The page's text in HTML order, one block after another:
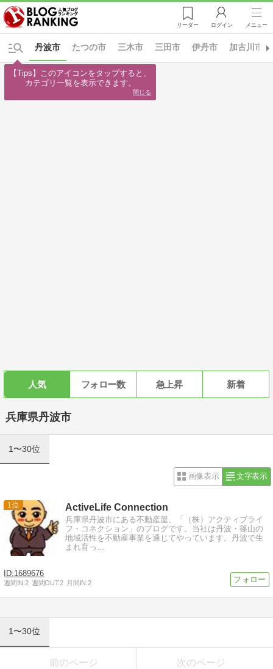
リーダー ログイン メニュー
たつの市 三木市 三田市
丹波市 伊丹市 加古川市
人気 フォロー数 急上昇 新着
兵庫県丹波市
1〜30位
画像表示 文字表示
1 ActiveLife Connection
兵庫県丹波市にある不動産屋、「（株）アクティブライ
フ・コネクション」のブログです。当社は丹波・篠山の
地域活性を不動産事業を通じてやっています。丹波で生
まれ育っ…
1689676
週間IN:2 週間OUT:2 月間IN:2
1〜30位
前のページ 次のページ
【Tips】このアイコンをタップすると、
カテゴリ一覧を表示できます。
閉じる